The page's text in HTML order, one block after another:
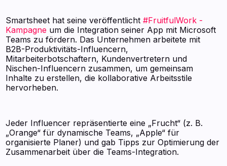
Smartsheet hat seine veröffentlicht#FruitfulWork -
Kampagne um die Integration seiner App mit Microsoft
Teams zu fördern. Das Unternehmen arbeitete mit
B2B-Produktivitäts-Influencern,
Mitarbeiterbotschaftern, Kundenvertretern und
Nischen-Influencern zusammen, um gemeinsam
Inhalte zu erstellen, die kollaborative Arbeitsstile
hervorheben.
Jeder Influencer repräsentierte eine „Frucht“ (z. B.
„Orange“ für dynamische Teams, „Apple“ für
organisierte Planer) und gab Tipps zur Optimierung der
Zusammenarbeit über die Teams-Integration.